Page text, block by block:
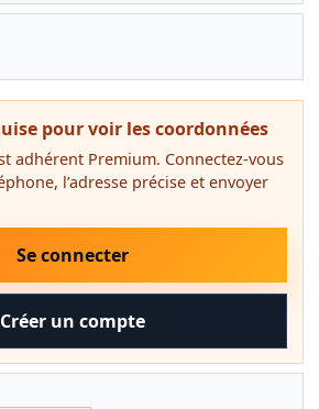
pour voir les coordonnées
adhérent Premium. Connectez-vous
l’adresse précise et envoyer
Se connecter
Créer un compte